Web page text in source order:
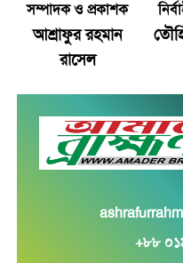
সম্পাদক ও প্রকাশক
আশ্রাফুর রহমান
রাসেল
+৮৮